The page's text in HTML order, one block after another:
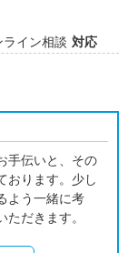
ライン相談 対応
手伝いと、その
おります。少し
よう一緒に考
だきます。